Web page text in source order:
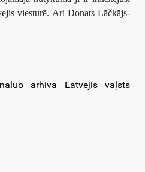
viesturē. Ari Donats Lāčkājs-
arhiva Latvejis vaļsts